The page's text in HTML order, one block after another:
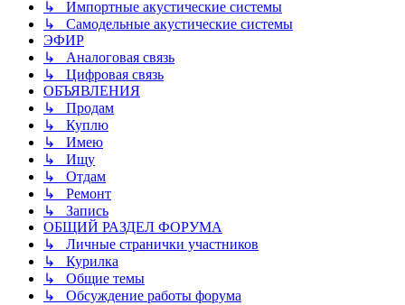
↳ Импортные акустические системы
↳ Самодельные акустические системы
ЭФИР
↳ Аналоговая связь
↳ Цифровая связь
ОБЪЯВЛЕНИЯ
↳ Продам
↳ Куплю
↳ Имею
↳ Ищу
↳ Отдам
↳ Ремонт
↳ Запись
ОБЩИЙ РАЗДЕЛ ФОРУМА
↳ Личные странички участников
↳ Курилка
↳ Общие темы
↳ Обсуждение работы форума